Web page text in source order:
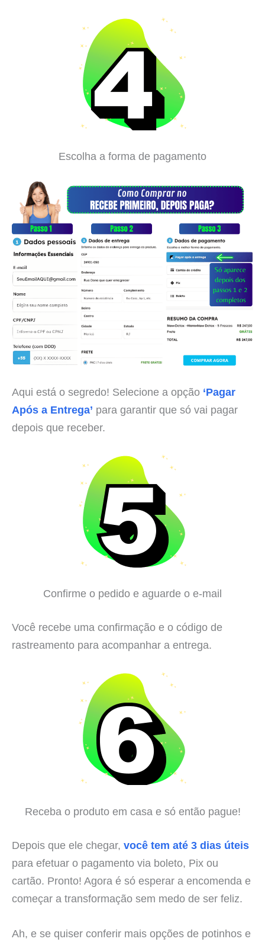
Escolha a forma de pagamento
Aqui está o segredo! Selecione a opção ‘Pagar
Após a Entrega’ para garantir que só vai pagar
depois que receber.
Confirme o pedido e aguarde o e-mail
Você recebe uma confirmação e o código de
rastreamento para acompanhar a entrega.
Receba o produto em casa e só então pague!
Depois que ele chegar, você tem até 3 dias úteis
para efetuar o pagamento via boleto, Pix ou
cartão. Pronto! Agora é só esperar a encomenda e
começar a transformação sem medo de ser feliz.
Ah, e se quiser conferir mais opções de potinhos e